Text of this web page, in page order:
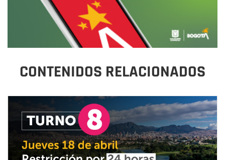
CONTENIDOS RELACIONADOS